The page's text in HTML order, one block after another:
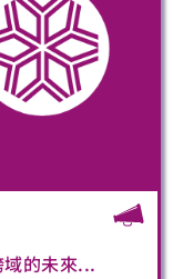
的未來...